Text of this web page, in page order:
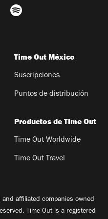
Time Out México
Suscripciones
Puntos de distribución
Productos de Time Out
Time Out Worldwide
Time Out Travel
affiliated companies owned
Time Out is a registered